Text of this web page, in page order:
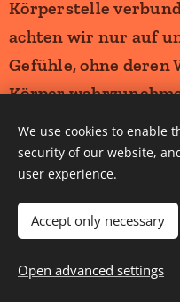
We use cookies to enable
security of our website,
user experience.
Accept only necessary
Open advanced settings